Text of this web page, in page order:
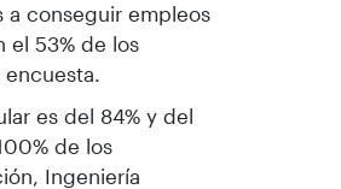
a conseguir empleos
el 53% de los
es del 84% y del
de los
Ingeniería